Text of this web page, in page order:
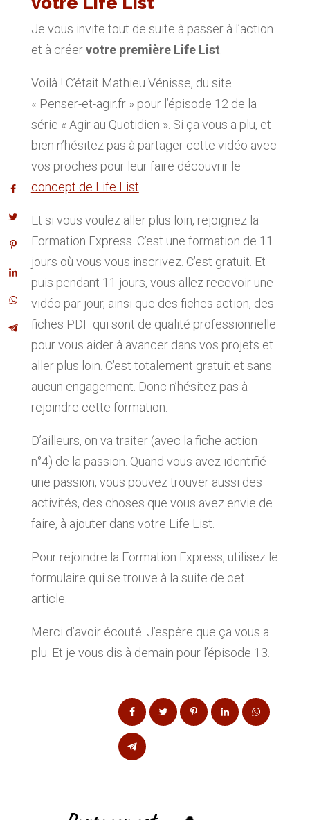
Je vous invite tout de suite à passer à l’action
et à créervotre première Life List.
Voilà ! C’était Mathieu Vénisse, du site
« Penser-et-agir.fr » pour l’épisode 12 de la
série « Agir au Quotidien ». Si ça vous a plu, et
bien n’hésitez pas à partager cette vidéo avec
vos proches pour leur faire découvrir le
concept de Life List.
Et si vous voulez aller plus loin, rejoignez la
Formation Express. C’est une formation de 11
jours où vous vous inscrivez. C’est gratuit. Et
puis pendant 11 jours, vous allez recevoir une
vidéo par jour, ainsi que des fiches action, des
fiches PDF qui sont de qualité professionnelle
pour vous aider à avancer dans vos projets et
aller plus loin. C’est totalement gratuit et sans
aucun engagement. Donc n’hésitez pas à
rejoindre cette formation.
D’ailleurs, on va traiter (avec la fiche action
n°4) de la passion. Quand vous avez identifié
une passion, vous pouvez trouver aussi des
activités, des choses que vous avez envie de
faire, à ajouter dans votre Life List.
Pour rejoindre la Formation Express, utilisez le
formulaire qui se trouve à la suite de cet
article.
Merci d’avoir écouté. J’espère que ça vous a
plu. Et je vous dis à demain pour l’épisode 13.